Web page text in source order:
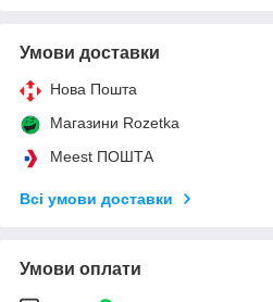
Умови доставки
Нова Пошта
Магазини Rozetka
Meest ПОШТА
Всі умови доставки
Умови оплати